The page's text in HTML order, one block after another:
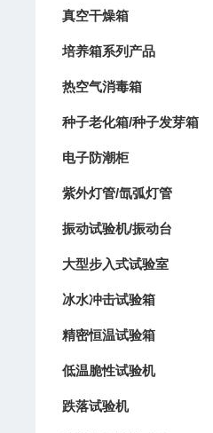
真空干燥箱
培养箱系列产品
热空气消毒箱
种子老化箱/种子发芽箱
电子防潮柜
紫外灯管/氙弧灯管
振动试验机/振动台
大型步入式试验室
冰水冲击试验箱
精密恒温试验箱
低温脆性试验机
跌落试验机